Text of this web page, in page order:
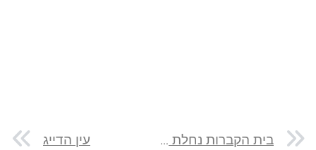
בית הקברות נחלת יצחק עין הדייג